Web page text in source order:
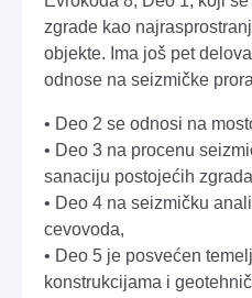
zgrade kao
objekte. Ima još pet
odnose na seizmičke
• Deo 2 se odnosi na
• Deo 3 na procenu
sanaciju postojećih
• Deo 4 na seizmičku
cevovoda,
• Deo 5 je posvećen
konstrukcijama i